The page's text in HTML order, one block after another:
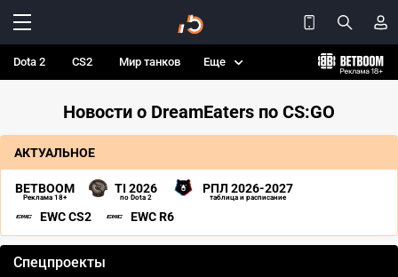
Dota 2 CS2 Мир танков Еще
Новости о DreamEaters по CS:GO
АКТУАЛЬНОЕ
BETBOOM
Реклама 18+
TI 2026
по Dota 2
РПЛ 2026-2027
таблица и расписание
EWC CS2 EWC R6
Спецпроекты